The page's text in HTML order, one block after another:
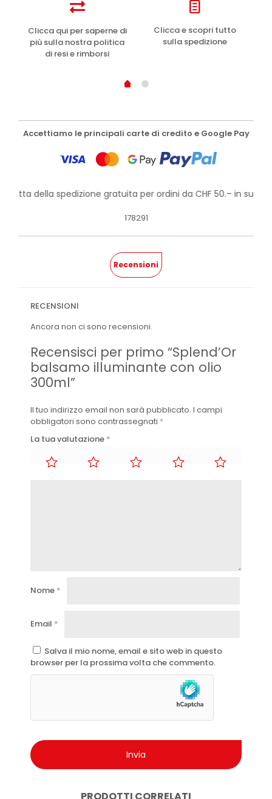
Clicca qui per saperne di
più sulla nostra politica
di resi e rimborsi
Clicca e scopri tutto
sulla spedizione
Accettiamo le principali carte di credito e Google Pay
della spedizione gratuita per ordini da CHF 50.– in su!
178291
Recensioni
RECENSIONI
Ancora non ci sono recensioni.
Recensisci per primo “Splend’Or
balsamo illuminante con olio
300ml”
Il tuo indirizzo email non sarà pubblicato. I campi
obbligatori sono contrassegnati *
La tua valutazione *
Nome *
Email *
Salva il mio nome, email e sito web in questo
browser per la prossima volta che commento.